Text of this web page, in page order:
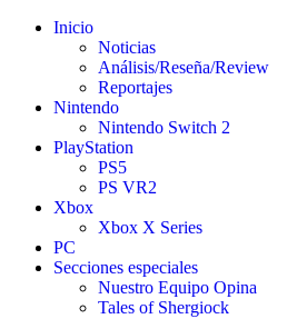
Inicio
Noticias
Análisis/Reseña/Review
Reportajes
Nintendo
Nintendo Switch 2
PlayStation
PS5
PS VR2
Xbox
Xbox X Series
PC
Secciones especiales
Nuestro Equipo Opina
Tales of Shergiock